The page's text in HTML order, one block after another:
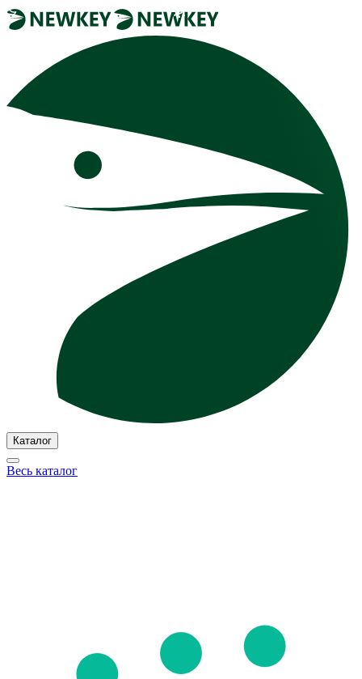
Каталог
Весь каталог